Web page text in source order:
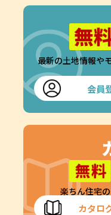
最新の土地情報や
会員
楽ちん住宅
カタロ